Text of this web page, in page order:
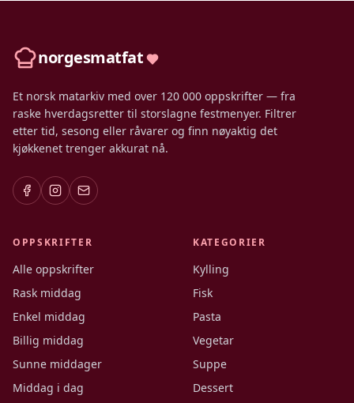
norgesmatfat
Et norsk matarkiv med over 120 000 oppskrifter — fra
raske hverdagsretter til storslagne festmenyer. Filtrer
etter tid, sesong eller råvarer og finn nøyaktig det
kjøkkenet trenger akkurat nå.
OPPSKRIFTER
Alle oppskrifter
Rask middag
Enkel middag
Billig middag
Sunne middager
Middag i dag
KATEGORIER
Kylling
Fisk
Pasta
Vegetar
Suppe
Dessert